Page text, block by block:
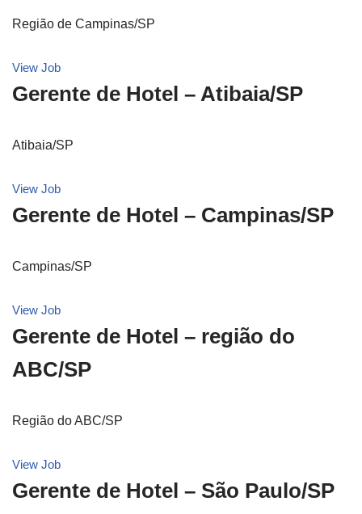
Região de Campinas/SP
View Job
Gerente de Hotel – Atibaia/SP
Atibaia/SP
View Job
Gerente de Hotel – Campinas/SP
Campinas/SP
View Job
Gerente de Hotel – região do
ABC/SP
Região do ABC/SP
View Job
Gerente de Hotel – São Paulo/SP